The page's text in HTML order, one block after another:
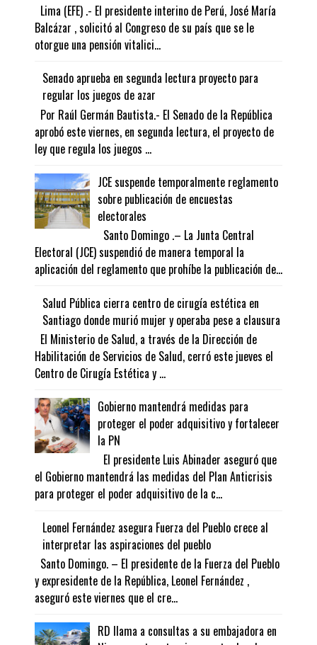
Lima (EFE) .- El presidente interino de Perú, José María
Balcázar , solicitó al Congreso de su país que se le
otorgue una pensión vitalici...
Senado aprueba en segunda lectura proyecto para
regular los juegos de azar
Por Raúl Germán Bautista.- El Senado de la República
aprobó este viernes, en segunda lectura, el proyecto de
ley que regula los juegos ...
JCE suspende temporalmente reglamento
sobre publicación de encuestas
electorales
Santo Domingo .– La Junta Central
Electoral (JCE) suspendió de manera temporal la
aplicación del reglamento que prohíbe la publicación de...
Salud Pública cierra centro de cirugía estética en
Santiago donde murió mujer y operaba pese a clausura
El Ministerio de Salud, a través de la Dirección de
Habilitación de Servicios de Salud, cerró este jueves el
Centro de Cirugía Estética y ...
Gobierno mantendrá medidas para
proteger el poder adquisitivo y fortalecer
la PN
El presidente Luis Abinader aseguró que
el Gobierno mantendrá las medidas del Plan Anticrisis
para proteger el poder adquisitivo de la c...
Leonel Fernández asegura Fuerza del Pueblo crece al
interpretar las aspiraciones del pueblo
Santo Domingo. – El presidente de la Fuerza del Pueblo
y expresidente de la República, Leonel Fernández ,
aseguró este viernes que el cre...
RD llama a consultas a su embajadora en